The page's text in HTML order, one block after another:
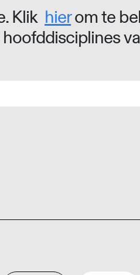
Klik hierom te